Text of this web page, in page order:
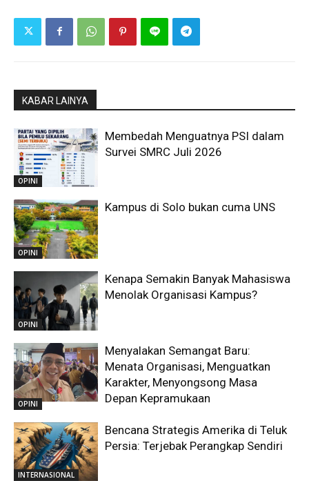
KABAR LAINYA
OPINI
Membedah Menguatnya PSI dalam
Survei SMRC Juli 2026
OPINI
Kampus di Solo bukan cuma UNS
OPINI
Kenapa Semakin Banyak Mahasiswa
Menolak Organisasi Kampus?
OPINI
Menyalakan Semangat Baru:
Menata Organisasi, Menguatkan
Karakter, Menyongsong Masa
Depan Kepramukaan
INTERNASIONAL
Bencana Strategis Amerika di Teluk
Persia: Terjebak Perangkap Sendiri